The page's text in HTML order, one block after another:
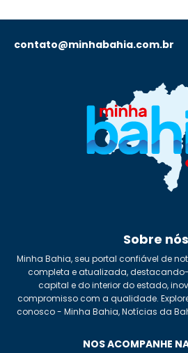
contato@minhabahia.com.br
Sobre nós
Minha Bahia, seu portal confiável de
completa e atualizada,
capital e do interior do estado,
compromisso com a qualidade.
conosco - Minha Bahia, Notícias da
NOS ACOMPANHE